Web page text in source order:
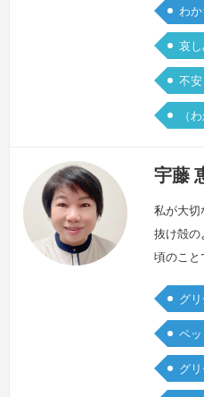
事、看病
れくら
わ
哀
不
（
宇藤
私が大切
抜け殻の
頃のこと
生活して
いかな
ました
たばかり
グ
ペ
グ